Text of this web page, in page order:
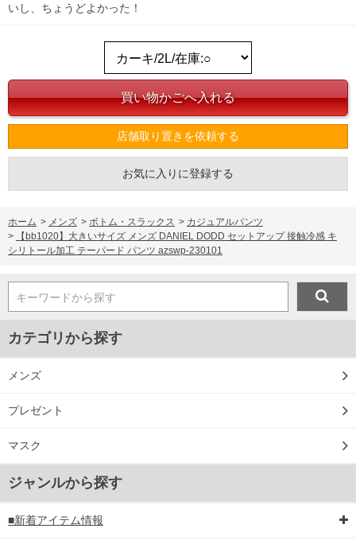
いし、ちょうどよかった！
店舗取り置きを依頼する
お気に入りに登録する
ホーム > メンズ > ボトム・スラックス > カジュアルパンツ
>
【bb1020】大きいサイズ メンズ DANIEL DODD セットアップ 接触冷感 キ
シリトール加工 テーパード パンツ azswp-230101
キーワードから探す
カテゴリから探す
メンズ
プレゼント
マスク
ジャンルから探す
■新着アイテム情報